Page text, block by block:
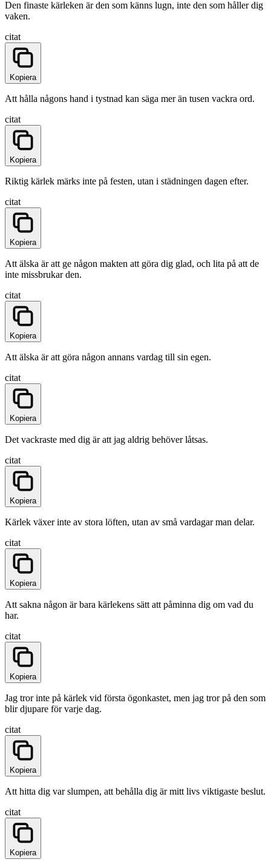
Den finaste kärleken är den som känns lugn, inte den som håller dig
vaken.
citat
Kopiera
Att hålla någons hand i tystnad kan säga mer än tusen vackra ord.
citat
Kopiera
Riktig kärlek märks inte på festen, utan i städningen dagen efter.
citat
Kopiera
Att älska är att ge någon makten att göra dig glad, och lita på att de
inte missbrukar den.
citat
Kopiera
Att älska är att göra någon annans vardag till sin egen.
citat
Kopiera
Det vackraste med dig är att jag aldrig behöver låtsas.
citat
Kopiera
Kärlek växer inte av stora löften, utan av små vardagar man delar.
citat
Kopiera
Att sakna någon är bara kärlekens sätt att påminna dig om vad du
har.
citat
Kopiera
Jag tror inte på kärlek vid första ögonkastet, men jag tror på den som
blir djupare för varje dag.
citat
Kopiera
Att hitta dig var slumpen, att behålla dig är mitt livs viktigaste beslut.
citat
Kopiera